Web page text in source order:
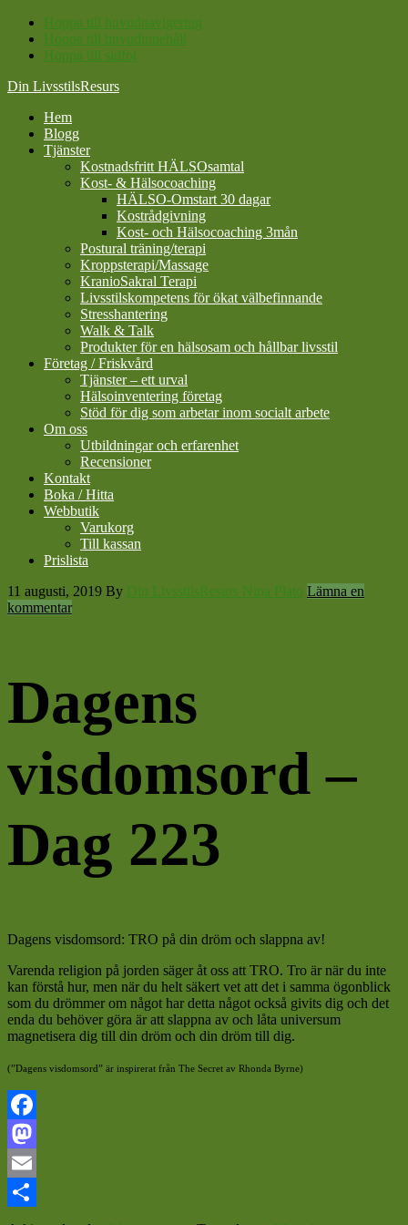
Hoppa till huvudnavigering
Hoppa till huvudinnehåll
Hoppa till sidfot
Din LivsstilsResurs
Hem
Blogg
Tjänster
Kostnadsfritt HÄLSOsamtal
Kost- & Hälsocoaching
HÄLSO-Omstart 30 dagar
Kostrådgivning
Kost- och Hälsocoaching 3mån
Postural träning/terapi
Kroppsterapi/Massage
KranioSakral Terapi
Livsstilskompetens för ökat välbefinnande
Stresshantering
Walk & Talk
Produkter för en hälsosam och hållbar livsstil
Företag / Friskvård
Tjänster – ett urval
Hälsoinventering företag
Stöd för dig som arbetar inom socialt arbete
Om oss
Utbildningar och erfarenhet
Recensioner
Kontakt
Boka / Hitta
Webbutik
Varukorg
Till kassan
Prislista
11 augusti, 2019 By Din LivsstilsResurs Nina Plato Lämna en
kommentar
Dagens
visdomsord –
Dag 223
Dagens visdomsord: TRO på din dröm och slappna av!
Varenda religion på jorden säger åt oss att TRO. Tro är när du inte
kan förstå hur, men när du helt säkert vet att det i samma ögonblick
som du drömmer om något har detta något också givits dig och det
enda du behöver göra är att slappna av och låta universum
magnetisera dig till din dröm och din dröm till dig.
(”Dagens visdomsord” är inspirerat från The Secret av Rhonda Byrne)
Facebook
Mastodon
Email
Dela